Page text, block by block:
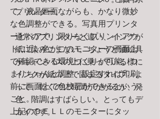
プリンター。
通常のプリンターと違い、インクが
紙に染みこまない。ちょうど油絵具
がキャンパスの上に乗っている様に
インクが紙の上で固まるタイプ。よ
って、乾くのに時間がかかるが、発
色、階調はすばらしい。とってもデ
カイです。
て、液晶画面ながらも、かなり微妙
な色調整ができる。写真用プリンタ
ーとペアで、限りなくプリントアウ
トに近い色がこのモニターの画面上
で確認できる環境づくりが可能。つ
まりちゃんと調整・設定すれば印刷
前に画面上で色校正ができるという
こと。
上記のＤＥＬＬのモニターにタッ